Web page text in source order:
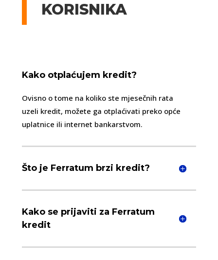
KORISNIKA
Kako otplaćujem kredit?
Ovisno o tome na koliko ste mjesečnih rata
uzeli kredit, možete ga otplaćivati preko opće
uplatnice ili internet bankarstvom.
Što je Ferratum brzi kredit?
Kako se prijaviti za Ferratum
kredit